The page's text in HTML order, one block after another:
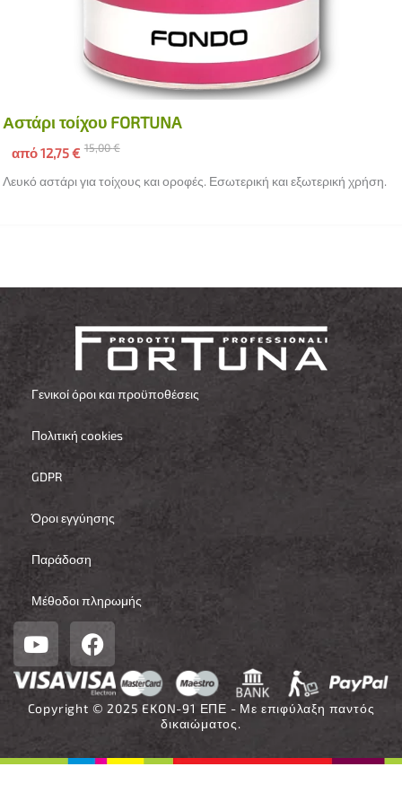
Αστάρι τοίχου FORTUNA
από12,75€ 15,00€
Λευκό αστάρι για τοίχους και οροφές. Εσωτερική και εξωτερική χρήση.
Γενικοί όροι και προϋποθέσεις
Πολιτική cookies
GDPR
Όροι εγγύησης
Παράδοση
Μέθοδοι πληρωμής
Y
o
u
t
u
b
e
F
a
c
e
b
o
Copyright © 2025 EKON-91 ΕΠΕ - Με επιφύλαξη παντός
δικαιώματος.